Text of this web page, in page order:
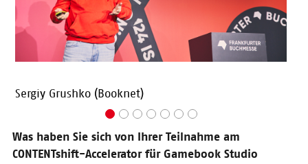
Sergiy Grushko (Booknet)
Was haben Sie sich von Ihrer Teilnahme am
CONTENTshift-Accelerator für Gamebook Studio
Es ist wieder so weit: Die Jury hat
zehn hochkarätige Start-ups für
den CONTENTshift-Accelerator
nominiert – dieses Jahr mit ganz
05.06.2024
CONTENTshift-
Accelerator 2024: